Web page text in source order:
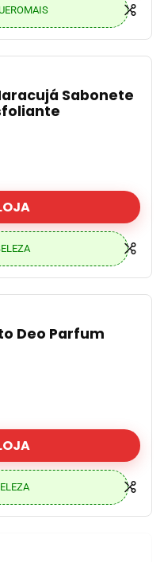
Sabonete
Deo Parfum